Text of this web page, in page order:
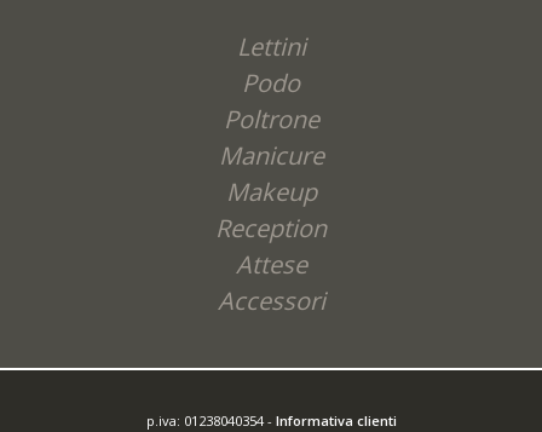
Lettini
Podo
Poltrone
Manicure
Makeup
Reception
Attese
Accessori
p.iva: 01238040354 - Informativa clienti